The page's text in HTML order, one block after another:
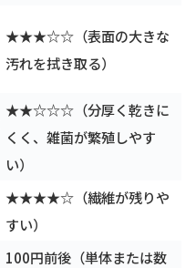
★★★☆☆（表面の大きな
汚れを拭き取る）
★★☆☆☆（分厚く乾きに
くく、雑菌が繁殖しやす
い）
★★★★☆（繊維が残りや
すい）
100円前後（単体または数